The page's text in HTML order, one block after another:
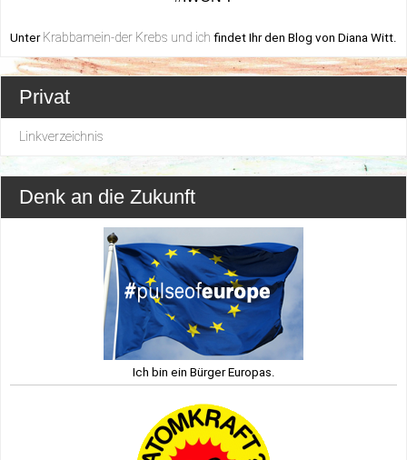
Unter Krabbamein-der Krebs und ich findet Ihr den Blog von Diana Witt.
Privat
Linkverzeichnis
Denk an die Zukunft
Ich bin ein Bürger Europas.